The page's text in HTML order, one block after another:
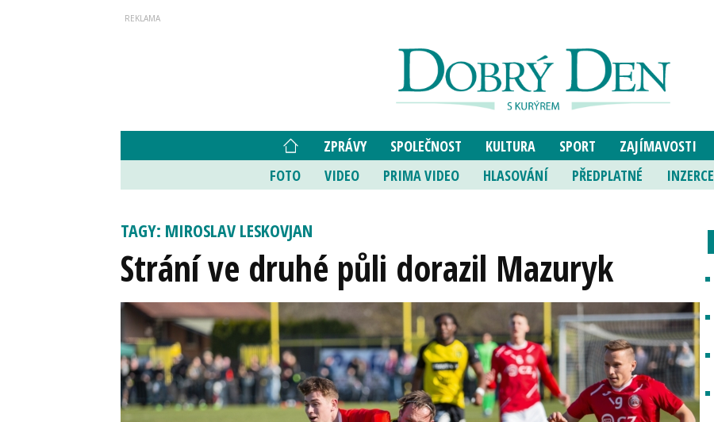
ZPRÁVY SPOLEČNOST KULTURA SPORT ZAJÍMAVOSTI
FOTO
VIDEO PRIMA VIDEO HLASOVÁNÍ PŘEDPLATNÉ INZERCE
TAGY: MIROSLAV LESKOVJAN
Strání ve druhé půli dorazil Mazuryk